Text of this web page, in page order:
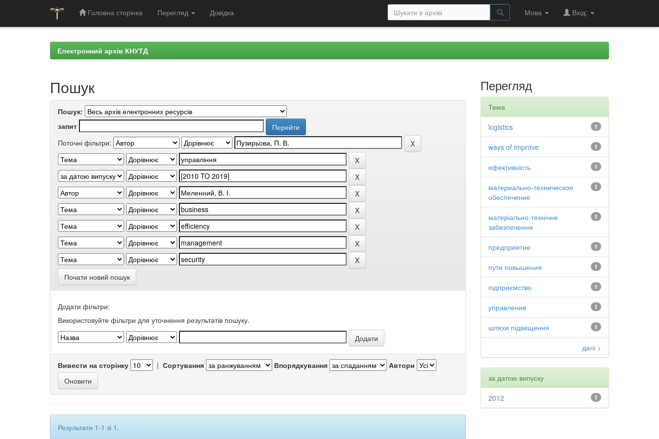
Головна сторінка Перегляд Довідка Мова Вхід:
Електронний архів КНУТД
Пошук
Пошук:
запит
Поточні фільтри:
Почати новий пошук
Додати фільтри:
Використовуйте фільтри для уточнення результатів пошуку.
Вивести на сторінку | Сортування Впорядкування Автори
Результати 1-1 зі 1.
Перегляд
Тема
1
logistics
1
ways of improve
1
ефективність
1
материально-техническое
обеспечение
1
матеріально-технічне
забезпечення
1
предприятие
1
пути повышения
1
підприємство
1
управление
1
шляхи підвищення
далі >
за датою випуску
1
2012